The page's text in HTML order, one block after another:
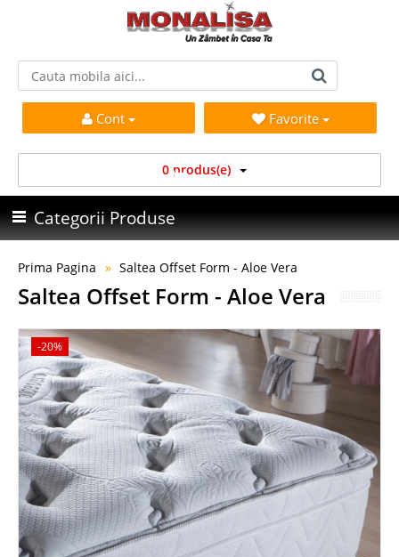
Cont Favorite
0 produs(e)
Categorii Produse
Prima Pagina Saltea Offset Form - Aloe Vera
Saltea Offset Form - Aloe Vera
-20%